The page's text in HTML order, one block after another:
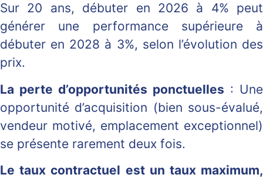
Sur 20 ans, débuter en 2026 à 4% peut
générer une performance supérieure à
débuter en 2028 à 3%, selon l’évolution des
prix.
La perte d’opportunités ponctuelles : Une
opportunité d’acquisition (bien sous-évalué,
vendeur motivé, emplacement exceptionnel)
se présente rarement deux fois.
Le taux contractuel est un taux maximum,